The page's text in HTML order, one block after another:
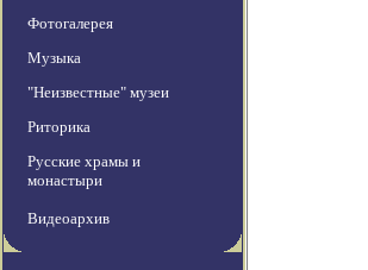
Фотогалерея
Музыка
"Неизвестные" музеи
Риторика
Русские храмы и
монастыри
Видеоархив